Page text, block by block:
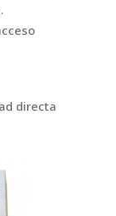
directa